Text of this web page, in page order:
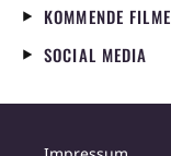
KOMMENDE FILME
SOCIAL MEDIA